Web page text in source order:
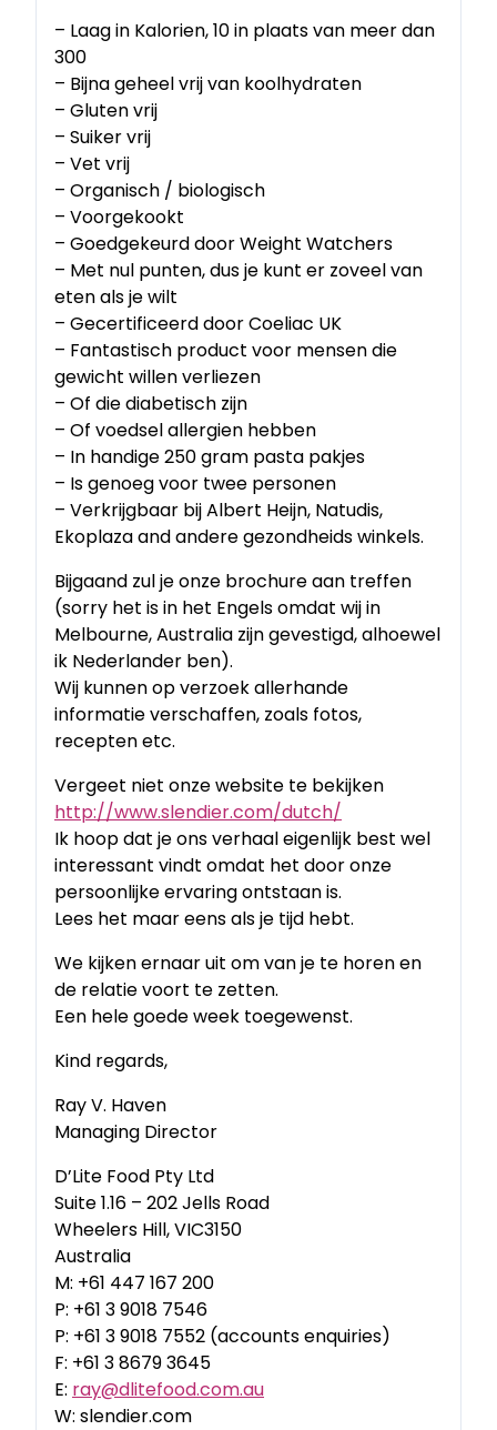
– Laag in Kalorien, 10 in plaats van meer dan
300
– Bijna geheel vrij van koolhydraten
– Gluten vrij
– Suiker vrij
– Vet vrij
– Organisch / biologisch
– Voorgekookt
– Goedgekeurd door Weight Watchers
– Met nul punten, dus je kunt er zoveel van
eten als je wilt
– Gecertificeerd door Coeliac UK
– Fantastisch product voor mensen die
gewicht willen verliezen
– Of die diabetisch zijn
– Of voedsel allergien hebben
– In handige 250 gram pasta pakjes
– Is genoeg voor twee personen
– Verkrijgbaar bij Albert Heijn, Natudis,
Ekoplaza and andere gezondheids winkels.
Bijgaand zul je onze brochure aan treffen
(sorry het is in het Engels omdat wij in
Melbourne, Australia zijn gevestigd, alhoewel
ik Nederlander ben).
Wij kunnen op verzoek allerhande
informatie verschaffen, zoals fotos,
recepten etc.
Vergeet niet onze website te bekijken
http://www.slendier.com/dutch/
Ik hoop dat je ons verhaal eigenlijk best wel
interessant vindt omdat het door onze
persoonlijke ervaring ontstaan is.
Lees het maar eens als je tijd hebt.
We kijken ernaar uit om van je te horen en
de relatie voort te zetten.
Een hele goede week toegewenst.
Kind regards,
Ray V. Haven
Managing Director
D’Lite Food Pty Ltd
Suite 1.16 – 202 Jells Road
Wheelers Hill, VIC3150
Australia
M: +61 447 167 200
P: +61 3 9018 7546
P: +61 3 9018 7552 (accounts enquiries)
F: +61 3 8679 3645
E: ray@dlitefood.com.au
W: slendier.com